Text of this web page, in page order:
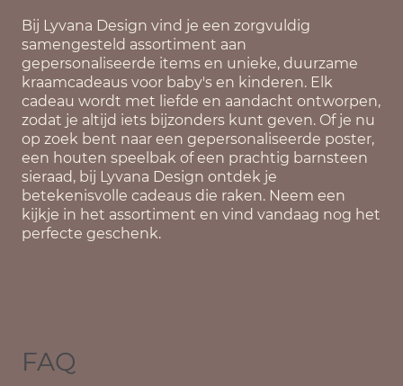
Bij Lyvana Design vind je een zorgvuldig
samengesteld assortiment aan
gepersonaliseerde items en unieke, duurzame
kraamcadeaus voor baby's en kinderen. Elk
cadeau wordt met liefde en aandacht ontworpen,
zodat je altijd iets bijzonders kunt geven. Of je nu
op zoek bent naar een gepersonaliseerde poster,
een houten speelbak of een prachtig barnsteen
sieraad, bij Lyvana Design ontdek je
betekenisvolle cadeaus die raken. Neem een
kijkje in het assortiment en vind vandaag nog het
perfecte geschenk.
FAQ